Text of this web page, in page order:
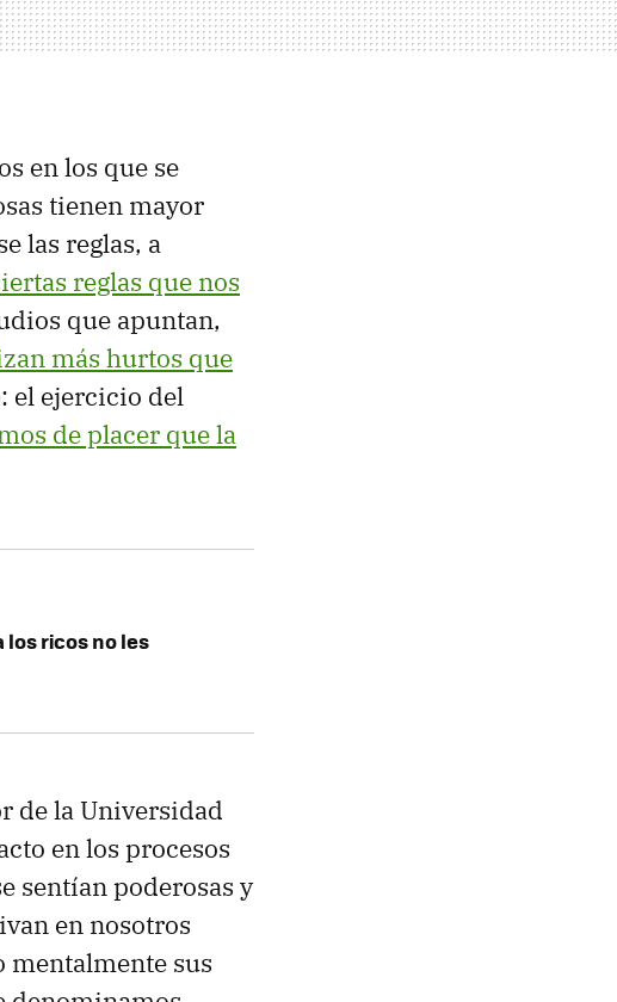
en los que se
tienen mayor
las reglas, a
reglas que nos
que apuntan,
más hurtos que
el ejercicio del
de placer que la
los ricos no les
de la Universidad
en los procesos
sentían poderosas y
en nosotros
mentalmente sus